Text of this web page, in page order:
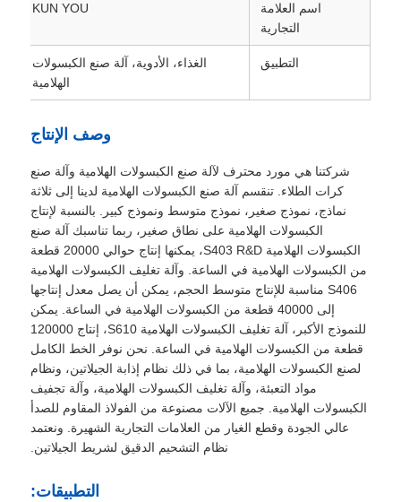
اسم العلامة
التجارية
KUN YOU
التطبيق
الغذاء، الأدوية، آلة صنع الكبسولات
الهلامية
وصف الإنتاج
شركتنا هي مورد محترف لآلة صنع الكبسولات الهلامية وآلة صنع
كرات الطلاء. تنقسم آلة صنع الكبسولات الهلامية لدينا إلى ثلاثة
نماذج، نموذج صغير، نموذج متوسط ​​ونموذج كبير. بالنسبة لإنتاج
الكبسولات الهلامية على نطاق صغير، ربما تناسبك آلة صنع
الكبسولات الهلامية S403 R&D، يمكنها إنتاج حوالي 20000 قطعة
من الكبسولات الهلامية في الساعة. وآلة تغليف الكبسولات الهلامية
S406 مناسبة للإنتاج متوسط ​​الحجم، يمكن أن يصل معدل إنتاجها
إلى 40000 قطعة من الكبسولات الهلامية في الساعة. يمكن
للنموذج الأكبر، آلة تغليف الكبسولات الهلامية S610، إنتاج 120000
قطعة من الكبسولات الهلامية في الساعة. نحن نوفر الخط الكامل
لصنع الكبسولات الهلامية، بما في ذلك نظام إذابة الجيلاتين، ونظام
مواد التعبئة، وآلة تغليف الكبسولات الهلامية، وآلة تجفيف
الكبسولات الهلامية. جميع الآلات مصنوعة من الفولاذ المقاوم للصدأ
عالي الجودة وقطع الغيار من العلامات التجارية الشهيرة. ونعتمد
نظام التشحيم الدقيق لشريط الجيلاتين.
التطبيقات: